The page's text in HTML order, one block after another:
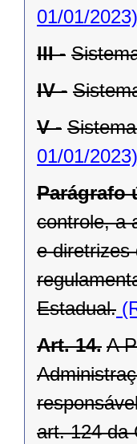
01/01/2023)
III -
IV -
V -
01/01/2023)
Parágrafo
controle, a
e diretrizes
Estadual.
Art. 14. A
art. 124 da